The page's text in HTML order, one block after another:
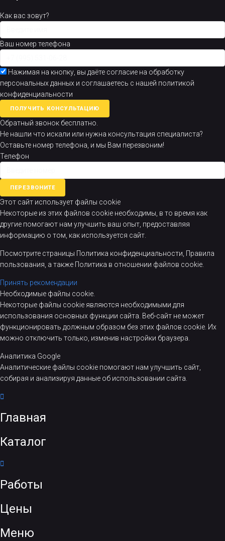
Как вас зовут?
Ваш номер телефона
Нажимая на кнопку, вы даёте согласие на обработку
персональных данных и соглашаетесь с нашей политикой
конфиденциальности
ПОЛУЧИТЬ КОНСУЛЬТАЦИЮ
Обратный звонок бесплатно.
Не нашли что искали или нужна консультация специалиста?
Оставьте номер телефона, и мы Вам перезвоним!
Телефон
ПЕРЕЗВОНИТЕ
Этот сайт использует файлы cookie
Некоторые из этих файлов cookie необходимы, в то время как
другие помогают нам улучшить ваш опыт, предоставляя
информацию о том, как используется сайт.
Посмотрите страницы Политика конфиденциальности, Правила
пользования, а также Политика в отношении файлов cookie.
Принять рекомендации
Необходимые файлы cookie.
Некоторые файлы cookie являются необходимыми для
использования основных функции сайта. Веб-сайт не может
функционировать должным образом без этих файлов cookie. Их
можно отключить только, изменив настройки браузера.
Аналитика Google
Аналитические файлы cookie помогают нам улучшить сайт,
собирая и анализируя данные об использовании сайта.
Главная
Каталог
Работы
Цены
Меню